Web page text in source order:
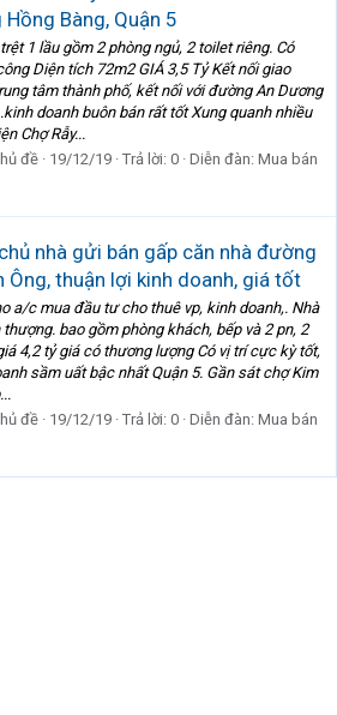
Bàng, Quận 5
1 lầu gồm 2 phòng ngủ, 2 toilet riêng. Có
Diện tích 72m2 GIÁ 3,5 Tỷ Kết nối giao
tâm thành phố, kết nối với đường An Dương
doanh buôn bán rất tốt Xung quanh nhiều
Chợ Rẫy...
đề 19/12/19 Trả lời: 0 Diễn đàn: Mua bán
chủ nhà gửi bán gấp căn nhà đường
Ông, thuận lợi kinh doanh, giá tốt
a/c mua đầu tư cho thuê vp, kinh doanh,. Nhà
bao gồm phòng khách, bếp và 2 pn, 2
4,2 tỷ giá có thương lượng Có vị trí cực kỳ tốt,
sầm uất bậc nhất Quận 5. Gần sát chợ Kim
đề 19/12/19 Trả lời: 0 Diễn đàn: Mua bán